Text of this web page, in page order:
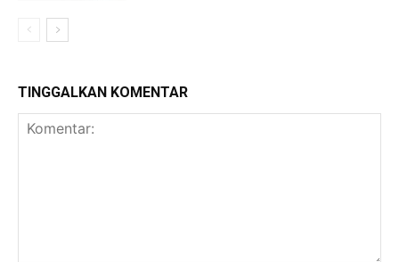
TINGGALKAN KOMENTAR